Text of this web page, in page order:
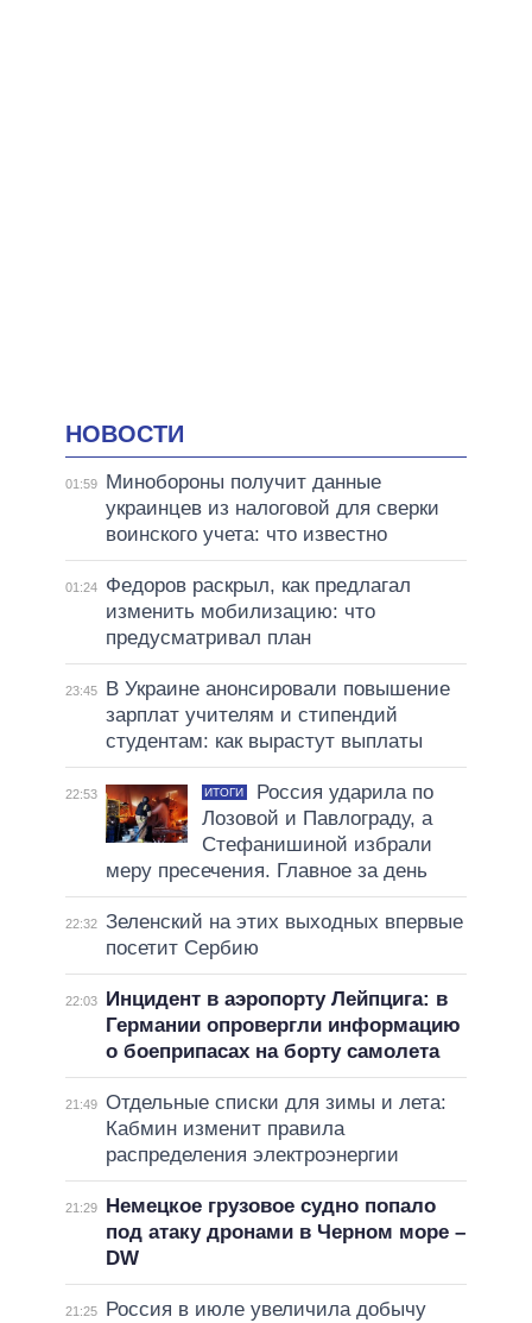
НОВОСТИ
01:59
Минобороны получит данные
украинцев из налоговой для сверки
воинского учета: что известно
01:24
Федоров раскрыл, как предлагал
изменить мобилизацию: что
предусматривал план
23:45
В Украине анонсировали повышение
зарплат учителям и стипендий
студентам: как вырастут выплаты
22:53 ИТОГИ
Россия ударила по
Лозовой и Павлограду, а
Стефанишиной избрали
меру пресечения. Главное за день
22:32 Зеленский на этих выходных впервые
посетит Сербию
22:03
Инцидент в аэропорту Лейпцига: в
Германии опровергли информацию
о боеприпасах на борту самолета
21:49 Отдельные списки для зимы и лета:
Кабмин изменит правила
распределения электроэнергии
21:29
Немецкое грузовое судно попало
под атаку дронами в Черном море –
DW
21:25
Россия в июле увеличила добычу